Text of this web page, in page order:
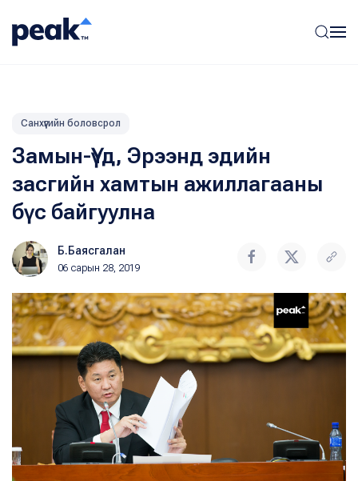
Санхүүгийн боловсрол
Замын-Үүд, Эрээнд эдийн
засгийн хамтын ажиллагааны
бүс байгуулна
Б.Баясгалан
06 сарын 28, 2019